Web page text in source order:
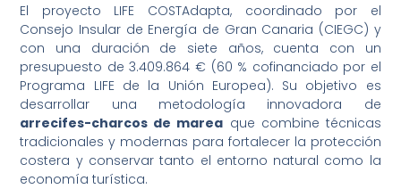
El proyecto LIFE COSTAdapta, coordinado por el
Consejo Insular de Energía de Gran Canaria (CIEGC) y
con una duración de siete años, cuenta con un
presupuesto de 3.409.864 € (60 % cofinanciado por el
Programa LIFE de la Unión Europea). Su objetivo es
desarrollar una metodología innovadora de
arrecifes-charcos de marea que combine técnicas
tradicionales y modernas para fortalecer la protección
costera y conservar tanto el entorno natural como la
economía turística.